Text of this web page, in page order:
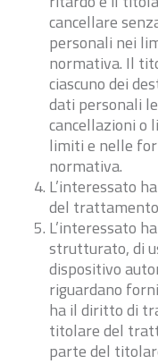
cancellare
personali nei
normativa. Il
ciascuno dei
dati personali
cancellazioni
limiti e nelle
normativa.
L’interessato
del
L’interessato
strutturato, di
dispositivo
riguardano
ha il diritto di
titolare del
parte del